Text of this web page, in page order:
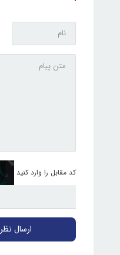
کد مقابل را وارد کنید
ارسال نظر